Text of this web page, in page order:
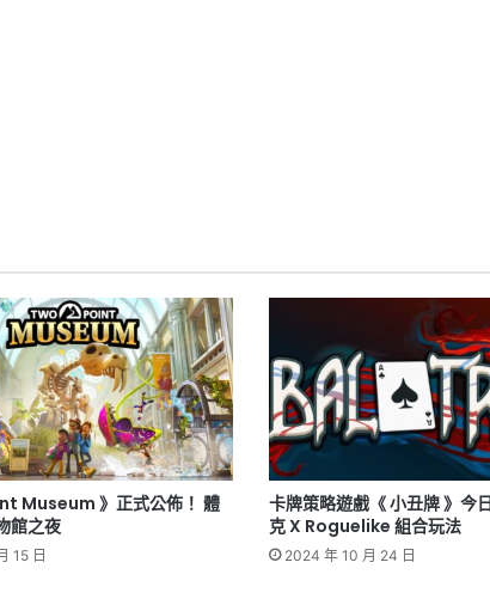
Museum 》正式公佈！ 體
館之夜
15 日
卡牌策略遊戲《 小丑牌 》今
克 X Roguelike 組合玩法
2024 年 10 月 24 日